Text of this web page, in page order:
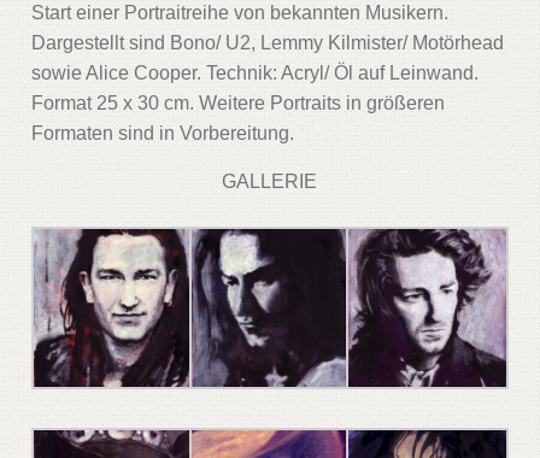
Start einer Portraitreihe von bekannten Musikern.
Dargestellt sind Bono/ U2, Lemmy Kilmister/ Motörhead
sowie Alice Cooper. Technik: Acryl/ Öl auf Leinwand.
Format 25 x 30 cm. Weitere Portraits in größeren
Formaten sind in Vorbereitung.
GALLERIE